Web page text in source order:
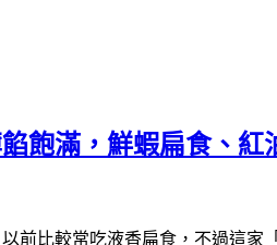
飽滿，鮮蝦扁食、紅
前比較常吃液香扁食，不過這家「